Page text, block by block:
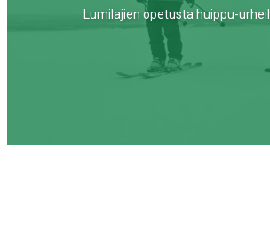
Lumilajien opetusta huippu-